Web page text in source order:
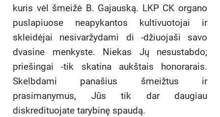
kuris vėl šmeižė B. Gajauską. LKP CK organo
puslapiuose neapykantos kultivuotojai ir
skleidėjai nesivaržydami di -džiuojaši savo
dvasine menkyste. Niekas Jų nesustabdo;
priešingai -tik skatina aukštais honorarais.
Skelbdami panašius šmeižtus ir
prasimanymus, Jūs tik dar daugiau
diskredituojate tarybinę spaudą.